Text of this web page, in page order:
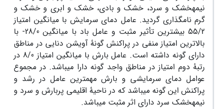
نیمه­خشک ­و سرد، خشک و بادی، خشک و ابری و خشک و
گرم نام­گذاری گردید. عامل دمای سرمایش با میانگین امتیاز
55/2 بیشترین تأثیر مثبت و عامل باد با میانگین 28/0- با
بالاترین امتیاز منفی در پراکنش گونۀ آویشن دنایی در مناطق
دارای گونه داشته است. عامل بارش با میانگین امتیاز 8/0 در
رتبۀ دوم امتیاز در مناطق واجد گونه دارا می­باشد. در مجموع
عوامل دمای سرمایشی و بارش مهم­ترین عامل در رشد و
پراکنش این گونه می­باشد که در ناحیۀ اقلیمی پربارش و سرد و
نیمه­خشک سرد دارای اثر مثبت می­باشد.